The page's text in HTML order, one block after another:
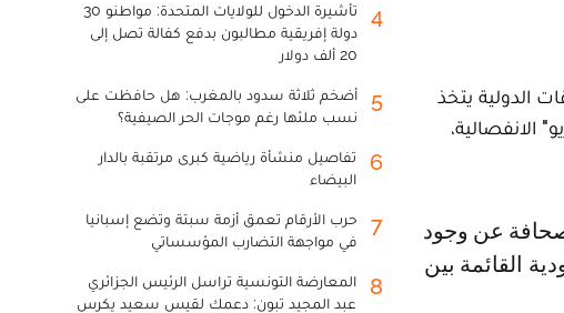
الدولية يتخذ
الانفصالية،
القائمة بين
4
تأشيرة الدخول للولايات المتحدة: مواطنو 30
دولة إفريقية مطالبون بدفع كفالة تصل إلى
20 ألف دولار
5
أضخم ثلاثة سدود بالمغرب: هل حافظت على
نسب ملئها رغم موجات الحر الصيفية؟
6
تفاصيل منشأة رياضية كبرى مرتقبة بالدار
البيضاء
7
حرب الأرقام تعمق أزمة سبتة وتضع إسبانيا
في مواجهة التضارب المؤسساتي
8
المعارضة التونسية تراسل الرئيس الجزائري
عبد المجيد تبون: دعمك لقيس سعيد يكرس